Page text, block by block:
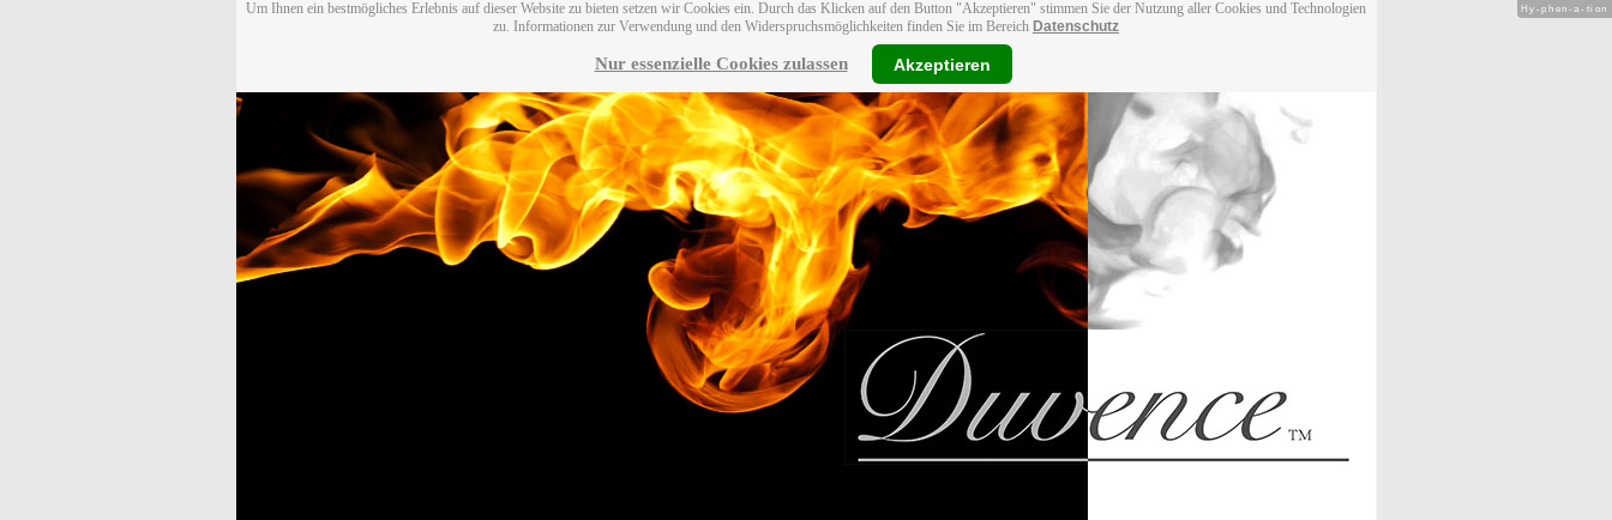
Um Ihnen ein bestmögliches Erlebnis auf dieser Website zu bieten setzen wir Cookies ein. Durch das Klicken auf den Button "Akzeptieren" stimmen Sie der Nutzung aller Cookies und Technologien
zu. Informationen zur Verwendung und den Widerspruchsmöglichkeiten finden Sie im Bereich Datenschutz
Nur essenzielle Cookies zulassen Akzeptieren
Hy-phen-a-tion